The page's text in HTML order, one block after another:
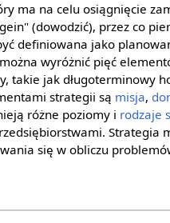
ma na celu osiągnięcie
(dowodzić), przez co
definiowana jako
wyróżnić pięć
takie jak długoterminowy
strategii są misja,
różne poziomy i rodzaje
Strategia
się w obliczu